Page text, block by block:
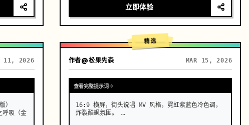
景
锐利，日
头 1：高定入场与瓷肌。机位：极低角度仰拍，超长焦
镜头推近。动作：一位辨识度极高的亚洲高定脸女模
特，在水面上冷酷行走。效果：她身着并非布料，而是
流动着的真实液态青花瓷长裙。行走时裙摆发出真实陶
瓷般的清脆碰撞声，表面流淌着光泽。传统的青花纹样
在白色瓷质…
立即体验
11, 2026
）
呼吸（金
精选
作者@松果先森 MAR 15, 2026
查看完整提示词
16:9 横屏，街头说唱 MV 风格，霓虹紫蓝色冷色调，
炸裂酷飒氛围。 …